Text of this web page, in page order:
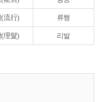
(流行) 류행
(理髮) 리발